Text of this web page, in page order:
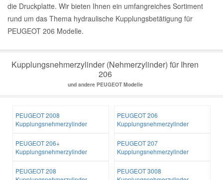
die Druckplatte. Wir bieten Ihnen ein umfangreiches Sortiment
rund um das Thema hydraulische Kupplungsbetätigung für
PEUGEOT 206 Modelle.
Kupplungsnehmerzylinder (Nehmerzylinder) für Ihren
206
und andere PEUGEOT Modelle
PEUGEOT 2008
Kupplungsnehmerzylinder
PEUGEOT 206
Kupplungsnehmerzylinder
PEUGEOT 206+
Kupplungsnehmerzylinder
PEUGEOT 207
Kupplungsnehmerzylinder
PEUGEOT 208
PEUGEOT 3008